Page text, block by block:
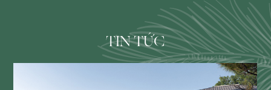
TIN TỨC